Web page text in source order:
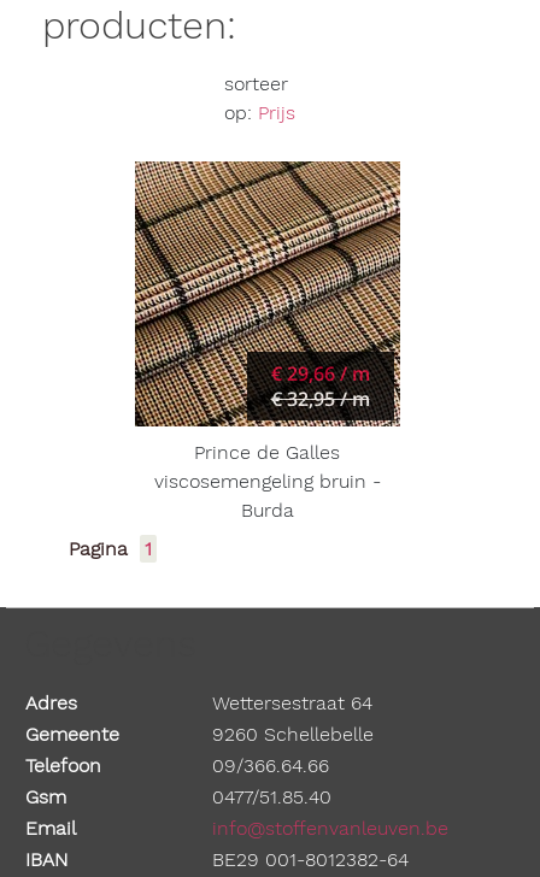
producten:
sorteer
op: Prijs
€ 29,66 / m
€ 32,95 / m
Prince de Galles
viscosemengeling bruin -
Burda
Pagina
1
Adres
Wettersestraat 64
Gemeente
9260 Schellebelle
Telefoon
09/366.64.66
Gsm
0477/51.85.40
Email
info@stoffenvanleuven.be
IBAN
BE29 001-8012382-64